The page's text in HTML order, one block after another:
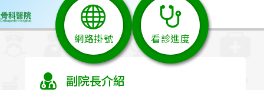
看診進度
網路掛號
副院長介紹